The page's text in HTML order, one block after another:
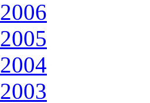
2006
2005
2004
2003